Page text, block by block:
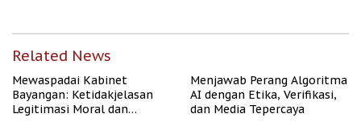
Related News
Mewaspadai Kabinet
Bayangan: Ketidakjelasan
Legitimasi Moral dan
Menjawab Perang Algoritma
AI dengan Etika, Verifikasi,
dan Media Tepercaya